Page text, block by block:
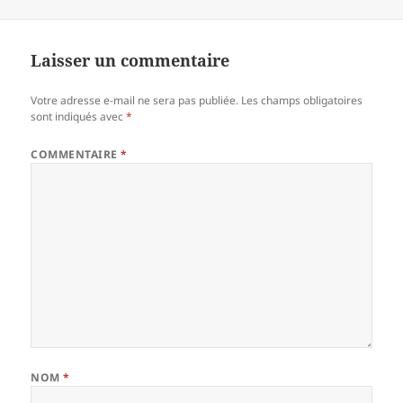
Laisser un commentaire
Votre adresse e-mail ne sera pas publiée. Les champs obligatoires
sont indiqués avec*
COMMENTAIRE*
NOM*